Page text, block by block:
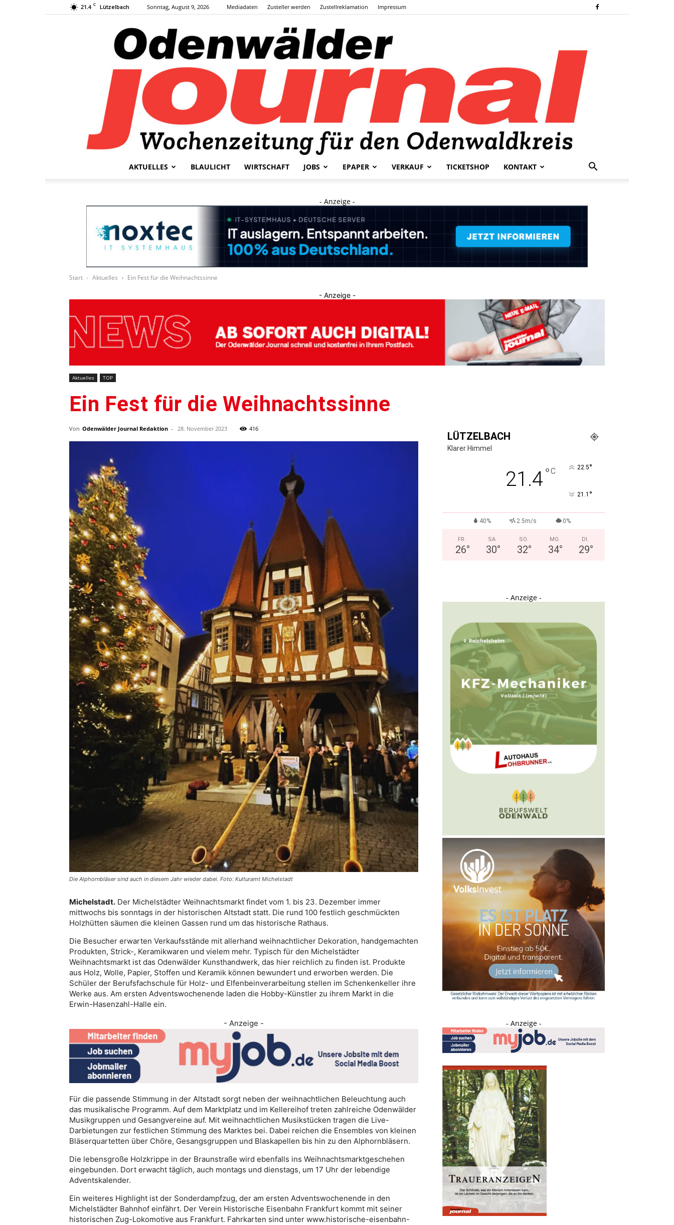
21.4 C Lützelbach Sonntag, August 9, 2026 Mediadaten Zusteller werden Zustellreklamation Impressum
Journal
AKTUELLES BLAULICHT WIRTSCHAFT JOBS EPAPER VERKAUF TICKETSHOP KONTAKT
- Anzeige -
Start Aktuelles Ein Fest für die Weihnachtssinne
- Anzeige -
Aktuelles TOP
Ein Fest für die Weihnachtssinne
Von Odenwälder Journal Redaktion - 28. November 2023 416
Die Alphornbläser sind auch in diesem Jahr wieder dabei. Foto: Kulturamt Michelstadt
Michelstadt. Der Michelstädter Weihnachtsmarkt findet vom 1. bis 23. Dezember immer
mittwochs bis sonntags in der historischen Altstadt statt. Die rund 100 festlich geschmückten
Holzhütten säumen die kleinen Gassen rund um das historische Rathaus.
Die Besucher erwarten Verkaufsstände mit allerhand weihnachtlicher Dekoration, handgemachten
Produkten, Strick-, Keramikwaren und vielem mehr. Typisch für den Michelstädter
Weihnachtsmarkt ist das Odenwälder Kunsthandwerk, das hier reichlich zu finden ist. Produkte
aus Holz, Wolle, Papier, Stoffen und Keramik können bewundert und erworben werden. Die
Schüler der Berufsfachschule für Holz- und Elfenbeinverarbeitung stellen im Schenkenkeller ihre
Werke aus. Am ersten Adventswochenende laden die Hobby-Künstler zu ihrem Markt in die
Erwin-Hasenzahl-Halle ein.
- Anzeige -
Für die passende Stimmung in der Altstadt sorgt neben der weihnachtlichen Beleuchtung auch
das musikalische Programm. Auf dem Marktplatz und im Kellereihof treten zahlreiche Odenwälder
Musikgruppen und Gesangvereine auf. Mit weihnachtlichen Musikstücken tragen die Live-
Darbietungen zur festlichen Stimmung des Marktes bei. Dabei reichen die Ensembles von kleinen
Bläserquartetten über Chöre, Gesangsgruppen und Blaskapellen bis hin zu den Alphornbläsern.
Die lebensgroße Holzkrippe in der Braunstraße wird ebenfalls ins Weihnachtsmarktgeschehen
eingebunden. Dort erwacht täglich, auch montags und dienstags, um 17 Uhr der lebendige
Adventskalender.
Ein weiteres Highlight ist der Sonderdampfzug, der am ersten Adventswochenende in den
Michelstädter Bahnhof einfährt. Der Verein Historische Eisenbahn Frankfurt kommt mit seiner
historischen Zug-Lokomotive aus Frankfurt. Fahrkarten sind unter www.historische-eisenbahn-
LÜTZELBACH
Klarer Himmel
21.4°C 22.5°
21.1 °
40% 2.5m/s 0%
FR.
26°
SA.
30°
SO.
32°
MO.
34°
DI.
29°
- Anzeige -
- Anzeige -